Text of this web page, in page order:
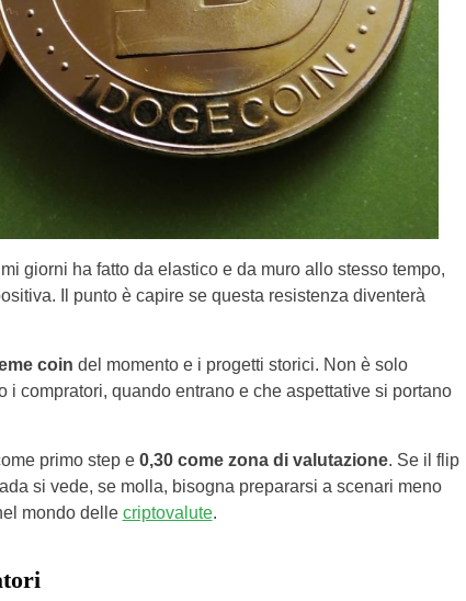
giorni ha fatto da elastico e da muro allo stesso tempo,
Il punto è capire se questa resistenza diventerà
coin del momento e i progetti storici. Non è solo
i compratori, quando entrano e che aspettative si portano
primo step e 0,30 come zona di valutazione. Se il flip
si vede, se molla, bisogna prepararsi a scenari meno
mondo delle criptovalute.